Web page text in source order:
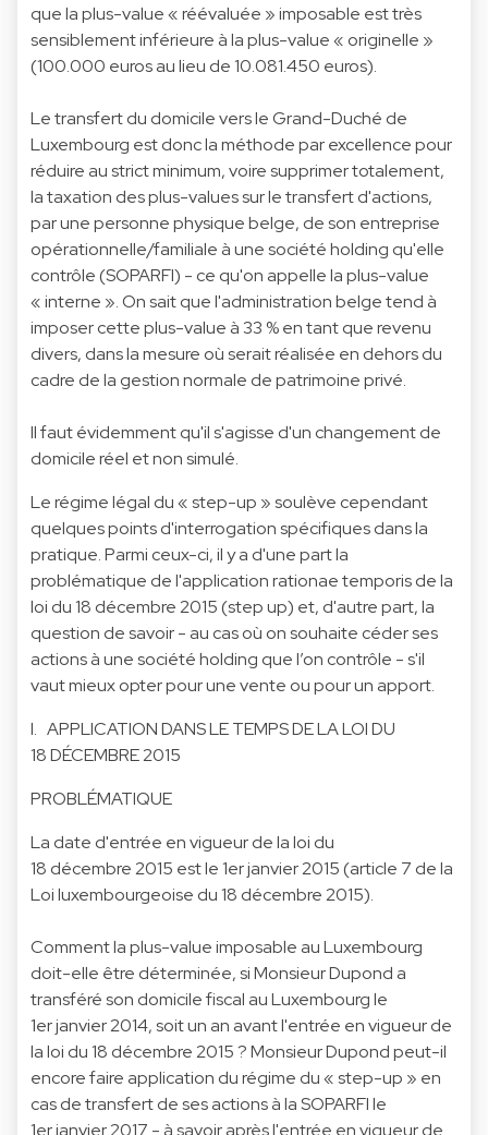
que la plus-value « réévaluée » imposable est très
sensiblement inférieure à la plus-value « originelle »
(100.000 euros au lieu de 10.081.450 euros).
Le transfert du domicile vers le Grand-Duché de
Luxembourg est donc la méthode par excellence pour
réduire au strict minimum, voire supprimer totalement,
la taxation des plus-values sur le transfert d'actions,
par une personne physique belge, de son entreprise
opérationnelle/familiale à une société holding qu'elle
contrôle (SOPARFI) - ce qu'on appelle la plus-value
« interne ». On sait que l'administration belge tend à
imposer cette plus-value à 33 % en tant que revenu
divers, dans la mesure où serait réalisée en dehors du
cadre de la gestion normale de patrimoine privé.
Il faut évidemment qu'il s'agisse d'un changement de
domicile réel et non simulé.
Le régime légal du « step-up » soulève cependant
quelques points d'interrogation spécifiques dans la
pratique. Parmi ceux-ci, il y a d'une part la
problématique de l'application rationae temporis de la
loi du 18 décembre 2015 (step up) et, d'autre part, la
question de savoir - au cas où on souhaite céder ses
actions à une société holding que l’on contrôle - s'il
vaut mieux opter pour une vente ou pour un apport.
I. APPLICATION DANS LE TEMPS DE LA LOI DU
18 DÉCEMBRE 2015
PROBLÉMATIQUE
La date d'entrée en vigueur de la loi du
18 décembre 2015 est le 1er janvier 2015 (article 7 de la
Loi luxembourgeoise du 18 décembre 2015).
Comment la plus-value imposable au Luxembourg
doit-elle être déterminée, si Monsieur Dupond a
transféré son domicile fiscal au Luxembourg le
1er janvier 2014, soit un an avant l'entrée en vigueur de
la loi du 18 décembre 2015 ? Monsieur Dupond peut-il
encore faire application du régime du « step-up » en
cas de transfert de ses actions à la SOPARFI le
1er janvier 2017 - à savoir après l'entrée en vigueur de